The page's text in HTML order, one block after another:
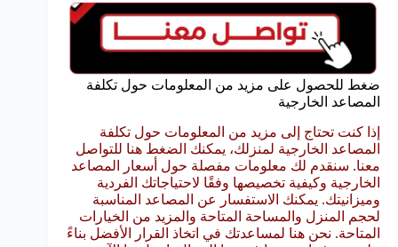
ضغط للحصول على مزيد من المعلومات حول تكلفة
المصاعد الخارجية
إذا كنت تحتاج إلى مزيد من المعلومات حول تكلفة
المصاعد الخارجية لمنزلك، يمكنك الضغط هنا للتواصل
معنا. سنقدم لك معلومات مفصلة حول أسعار المصاعد
الخارجية وكيفية تخصيصها وفقًا لاحتياجاتك الفردية
وميزانيتك. يمكنك الاستفسار عن المصاعد المناسبة
لحجم المنزل والمساحة المتاحة والمزيد من الخيارات
المتاحة. نحن هنا لمساعدتك في اتخاذ القرار الأفضل بناءً